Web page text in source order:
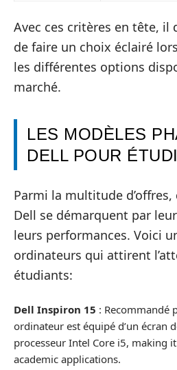
Avec ces critères en tête, il
de faire un choix éclairé
les différentes options
marché.
LES MODÈLES
DELL POUR
Parmi la multitude
Dell se démarquent par
leurs performances. Voici
ordinateurs qui attirent
étudiants:
Dell Inspiron 15 : Recommandé
ordinateur est équipé d’un écran
processeur Intel Core i5, making
academic applications.